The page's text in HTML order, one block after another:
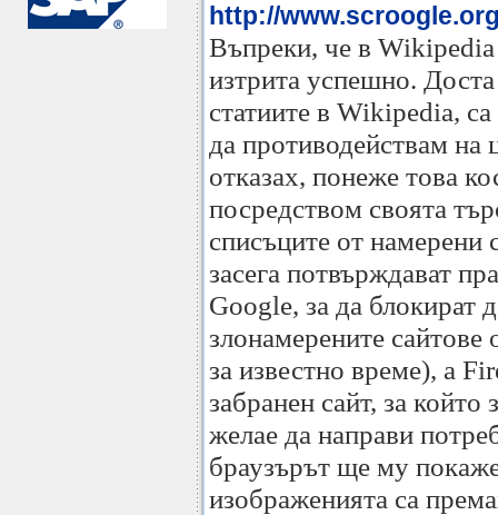
http://
Въпреки, че в Wikipedia
изтрита успешно.
статиите в Wikipedia,
да противодействам на
отказах, понеже това
посредством своята
списъците от
засега потвърждават
Google, за да блокират
злонамерените
за известно време), a
забранен сайт, за
желае да направи
браузърът ще му
изображенията са